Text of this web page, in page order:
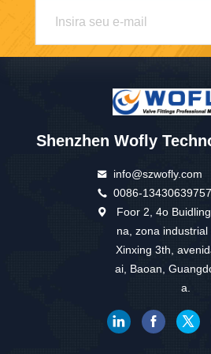
Shenzhen Wofly
info@szwofly.com
0086-13430639757
Foor 2, 4o
na, zona industrial
Xinxing 3th,
ai, Baoan,
a.